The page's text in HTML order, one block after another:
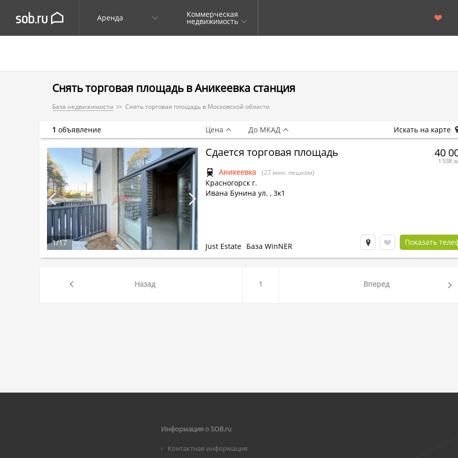
Аренда Коммерческая
недвижимость
Снять торговая площадь в Аникеевка станция
База недвижимости Снять торговая площадь в Московской области
Сдается торговая площадь
Аникеевка (27 мин. пешком)
Красногорск г.
Ивана Бунина ул. , 3к1
40
1 538
Just Estate База WinNER Показать
1/17
1 объявление Цена До МКАД Искать на карте
Назад 1 Вперед
Информация о SOB.ru
Контактная информация